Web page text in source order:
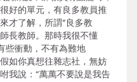
好的單元，有良多教員推
才了解，所謂“良多教
長教師。那時我很不懂
些衝動，不有為難地
如你真想往雜志社，無妨
我說：“萬萬不要說是我告